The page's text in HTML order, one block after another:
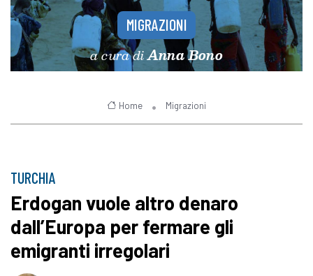
MIGRAZIONI
a cura diAnna Bono
Home Migrazioni
TURCHIA
Erdogan vuole altro denaro
dall’Europa per fermare gli
emigranti irregolari